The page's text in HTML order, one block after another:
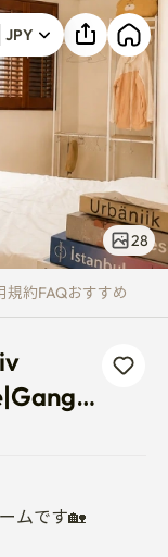
Univ
JPY
28
規約FAQおすすめ
ムです🏡